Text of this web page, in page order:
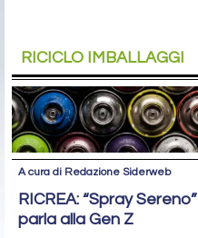
RICICLO IMBALLAGGI
A cura di Redazione Siderweb
RICREA: “Spray Sereno”
parla alla Gen Z